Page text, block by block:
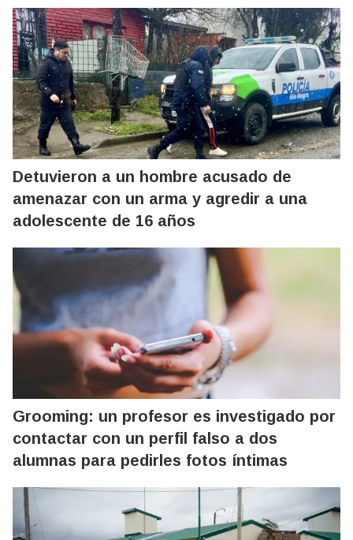
Detuvieron a un hombre acusado de
amenazar con un arma y agredir a una
adolescente de 16 años
Grooming: un profesor es investigado por
contactar con un perfil falso a dos
alumnas para pedirles fotos íntimas